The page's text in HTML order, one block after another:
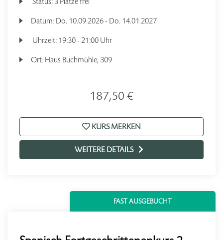
Datum: Do. 10.09.2026 - Do. 14.01.2027
Uhrzeit: 19:30 - 21:00 Uhr
Ort: Haus Buchmühle, 309
187,50 €
KURS MERKEN
WEITERE DETAILS
FAST AUSGEBUCHT